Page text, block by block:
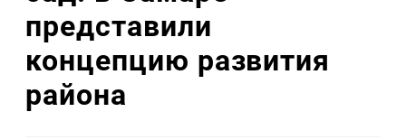
представили
концепцию развития
района